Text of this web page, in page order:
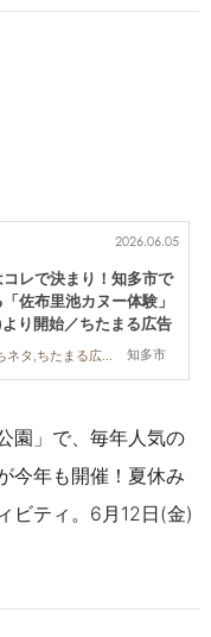
知多市
2026.06.05
レで決まり！知多市で
佐布里池カヌー体験」
り開始／ちたまる広告
イベント,自然,まちネタ,ちたまる広告,親子,家族,カップル,友人
園」で、毎年人気の
今年も開催！夏休み
ビティ。6月12日(金)